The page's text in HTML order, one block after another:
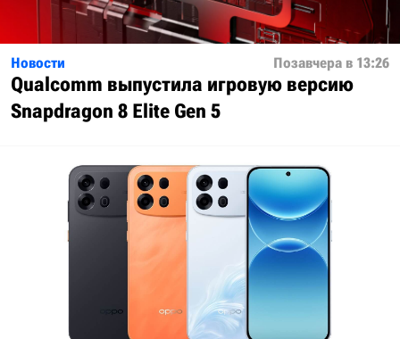
Новости Позавчера в 13:26
Qualcomm выпустила игровую версию
Snapdragon 8 Elite Gen 5